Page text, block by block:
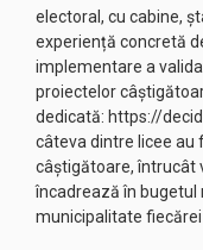
electoral, cu cabine,
experiență concretă
implementare a
proiectelor
dedicată: https://
câteva dintre licee
câștigătoare, întrucât
încadrează în bugetul
municipalitate